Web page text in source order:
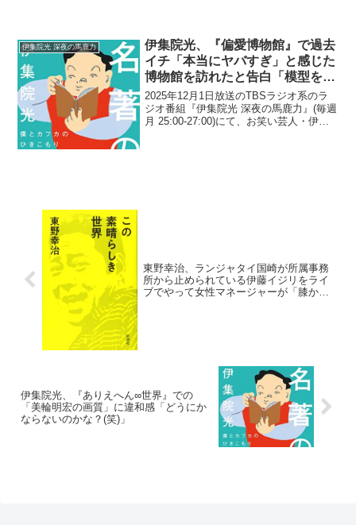
伊集院光 深夜の馬鹿力
伊集院光、『偏愛博物館』で過去
イチ「本当にヤバすぎ」と感じた
博物館を訪れたと告白「模型を作
ってる人なんだけど…」
2025年12月1日放送のTBSラジオ系のラ
ジオ番組『伊集院光 深夜の馬鹿力』(毎週
月 25:00-27:00)にて、お笑い芸人・伊集
東野幸治、ランジャタイ国崎が所属事務
所から止められている伊藤イジリをライ
ブでやって女性マネージャーが「膝から
伊集院光、『ありえへん∞世界』での
「美輪明宏の画質」に違和感「どうにか
ならないのかな？(笑)」